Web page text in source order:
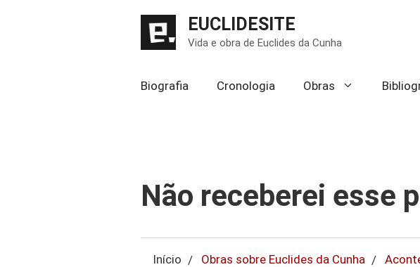
EUCLIDESITE
Vida e obra de Euclides da Cunha
Biografia Cronologia Obras
Não receberei esse
Início Obras sobre Euclides da Cunha